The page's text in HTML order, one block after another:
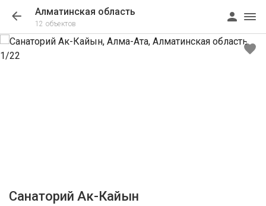
Алматинская область
12 объектов
1/22
Санаторий Ак-Кайын